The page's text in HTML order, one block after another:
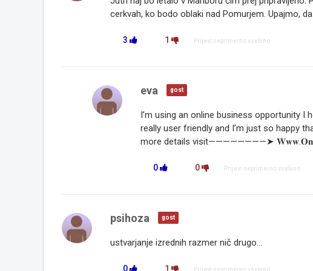
cerkvah, ko bodo oblaki nad Pomurjem. Upajmo,
3 1 Prijavi neprimerno vsebino
eva gost
I’m using an online business opportunity I
really user friendly and I’m just so happy
more details visit————————➤
0 0 Prijavi neprimerno vsebino
psihoza gost
ustvarjanje izrednih razmer nič drugo...
0 1 Prijavi neprimerno vsebino